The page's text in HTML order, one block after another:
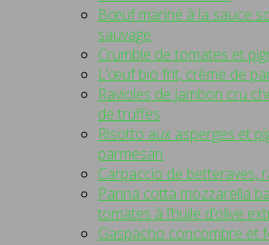
Bœuf mariné à la sauce
sauvage
Crumble de tomates et
L’œuf bio frit, crème de
Ravioles de jambon cru
de truffes
Risotto aux asperges et
parmesan
Carpaccio de betteraves,
Panna cotta mozzarella
tomates à l’huile d’olive
Gaspacho concombre et